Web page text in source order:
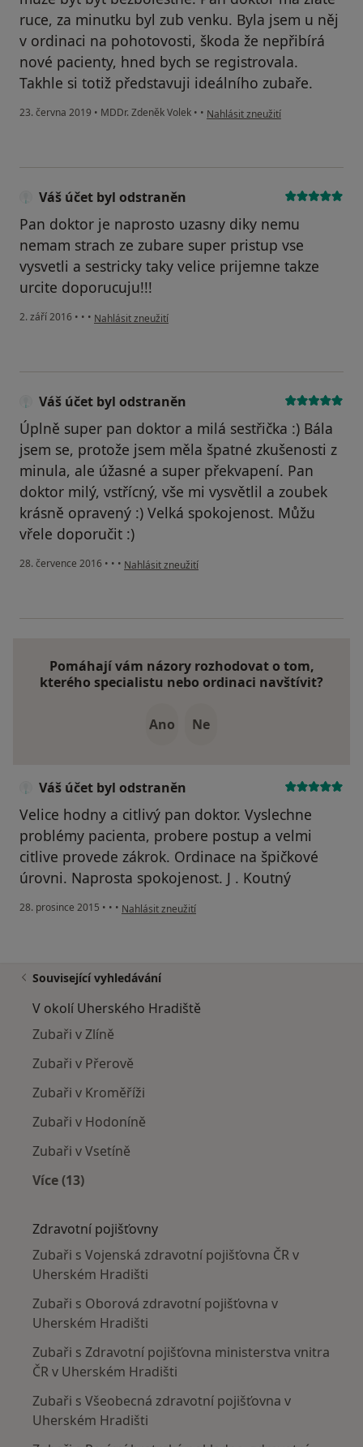
ruce, za minutku byl zub venku. Byla jsem u něj
v ordinaci na pohotovosti, škoda že nepřibírá
nové pacienty, hned bych se registrovala.
Takhle si totiž představuji ideálního zubaře.
23. června 2019 • MDDr. Zdeněk Volek • • podle názoru uživatele Váš účet
Nahlásit zneužití
Váš účet byl odstraněn
Pan doktor je naprosto uzasny diky nemu
nemam strach ze zubare super pristup vse
vysvetli a sestricky taky velice prijemne takze
urcite doporucuju!!!
2. září 2016 • • • podle názoru uživatele Váš účet byl odstraněn
Nahlásit zneužití
Váš účet byl odstraněn
Úplně super pan doktor a milá sestřička :) Bála
jsem se, protože jsem měla špatné zkušenosti z
minula, ale úžasné a super překvapení. Pan
doktor milý, vstřícný, vše mi vysvětlil a zoubek
krásně opravený :) Velká spokojenost. Můžu
vřele doporučit :)
28. července 2016 • • • podle názoru uživatele Váš účet byl odstraněn
Nahlásit zneužití
Pomáhají vám názory rozhodovat o tom,
kterého specialistu nebo ordinaci navštívit?
Ano Ne
Váš účet byl odstraněn
Velice hodny a citlivý pan doktor. Vyslechne
problémy pacienta, probere postup a velmi
citlive provede zákrok. Ordinace na špičkové
úrovni. Naprosta spokojenost. J . Koutný
28. prosince 2015 • • • podle názoru uživatele Váš účet byl odstraněn
Nahlásit zneužití
Související vyhledávání
V okolí Uherského Hradiště
Zubaři v Zlíně
Zubaři v Přerově
Zubaři v Kroměříži
Zubaři v Hodoníně
Zubaři v Vsetíně
Více (13)
Zdravotní pojišťovny
Zubaři s Vojenská zdravotní pojišťovna ČR v
Uherském Hradišti
Zubaři s Oborová zdravotní pojišťovna v
Uherském Hradišti
Zubaři s Zdravotní pojišťovna ministerstva vnitra
ČR v Uherském Hradišti
Zubaři s Všeobecná zdravotní pojišťovna v
Uherském Hradišti